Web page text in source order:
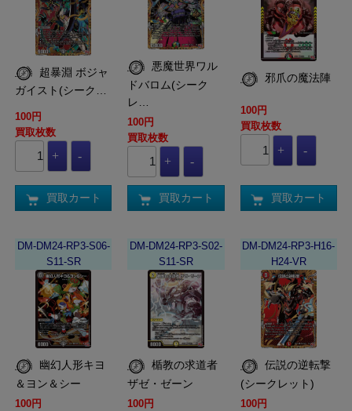
ガイスト(シーク…
100円
買取枚数
買取カート
悪魔世界ワル
ドバロム(シーク
レ…
100円
買取枚数
買取カート
邪爪の魔法陣
100円
買取枚数
買取カート
DM-DM24-RP3-S06-
S11-SR
＆ヨン＆シー
100円
DM-DM24-RP3-S02-
S11-SR
楯教の求道者
ザゼ・ゼーン
100円
DM-DM24-RP3-H16-
H24-VR
(シークレット)
100円